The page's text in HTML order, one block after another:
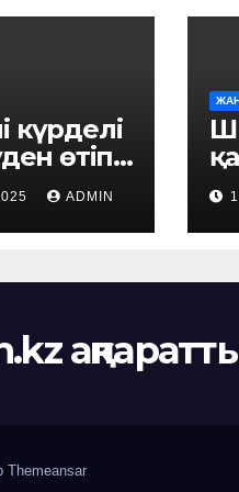
күрделі
өтіп
ADMIN
Themeansar